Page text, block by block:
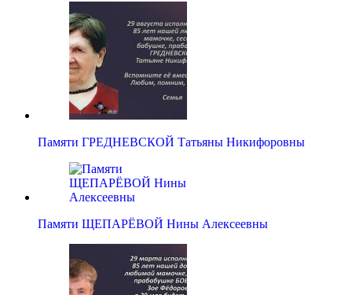
Памяти ГРЕДНЕВСКОЙ Татьяны Никифоровны
Памяти ЩЕПАРЁВОЙ Нины Алексеевны